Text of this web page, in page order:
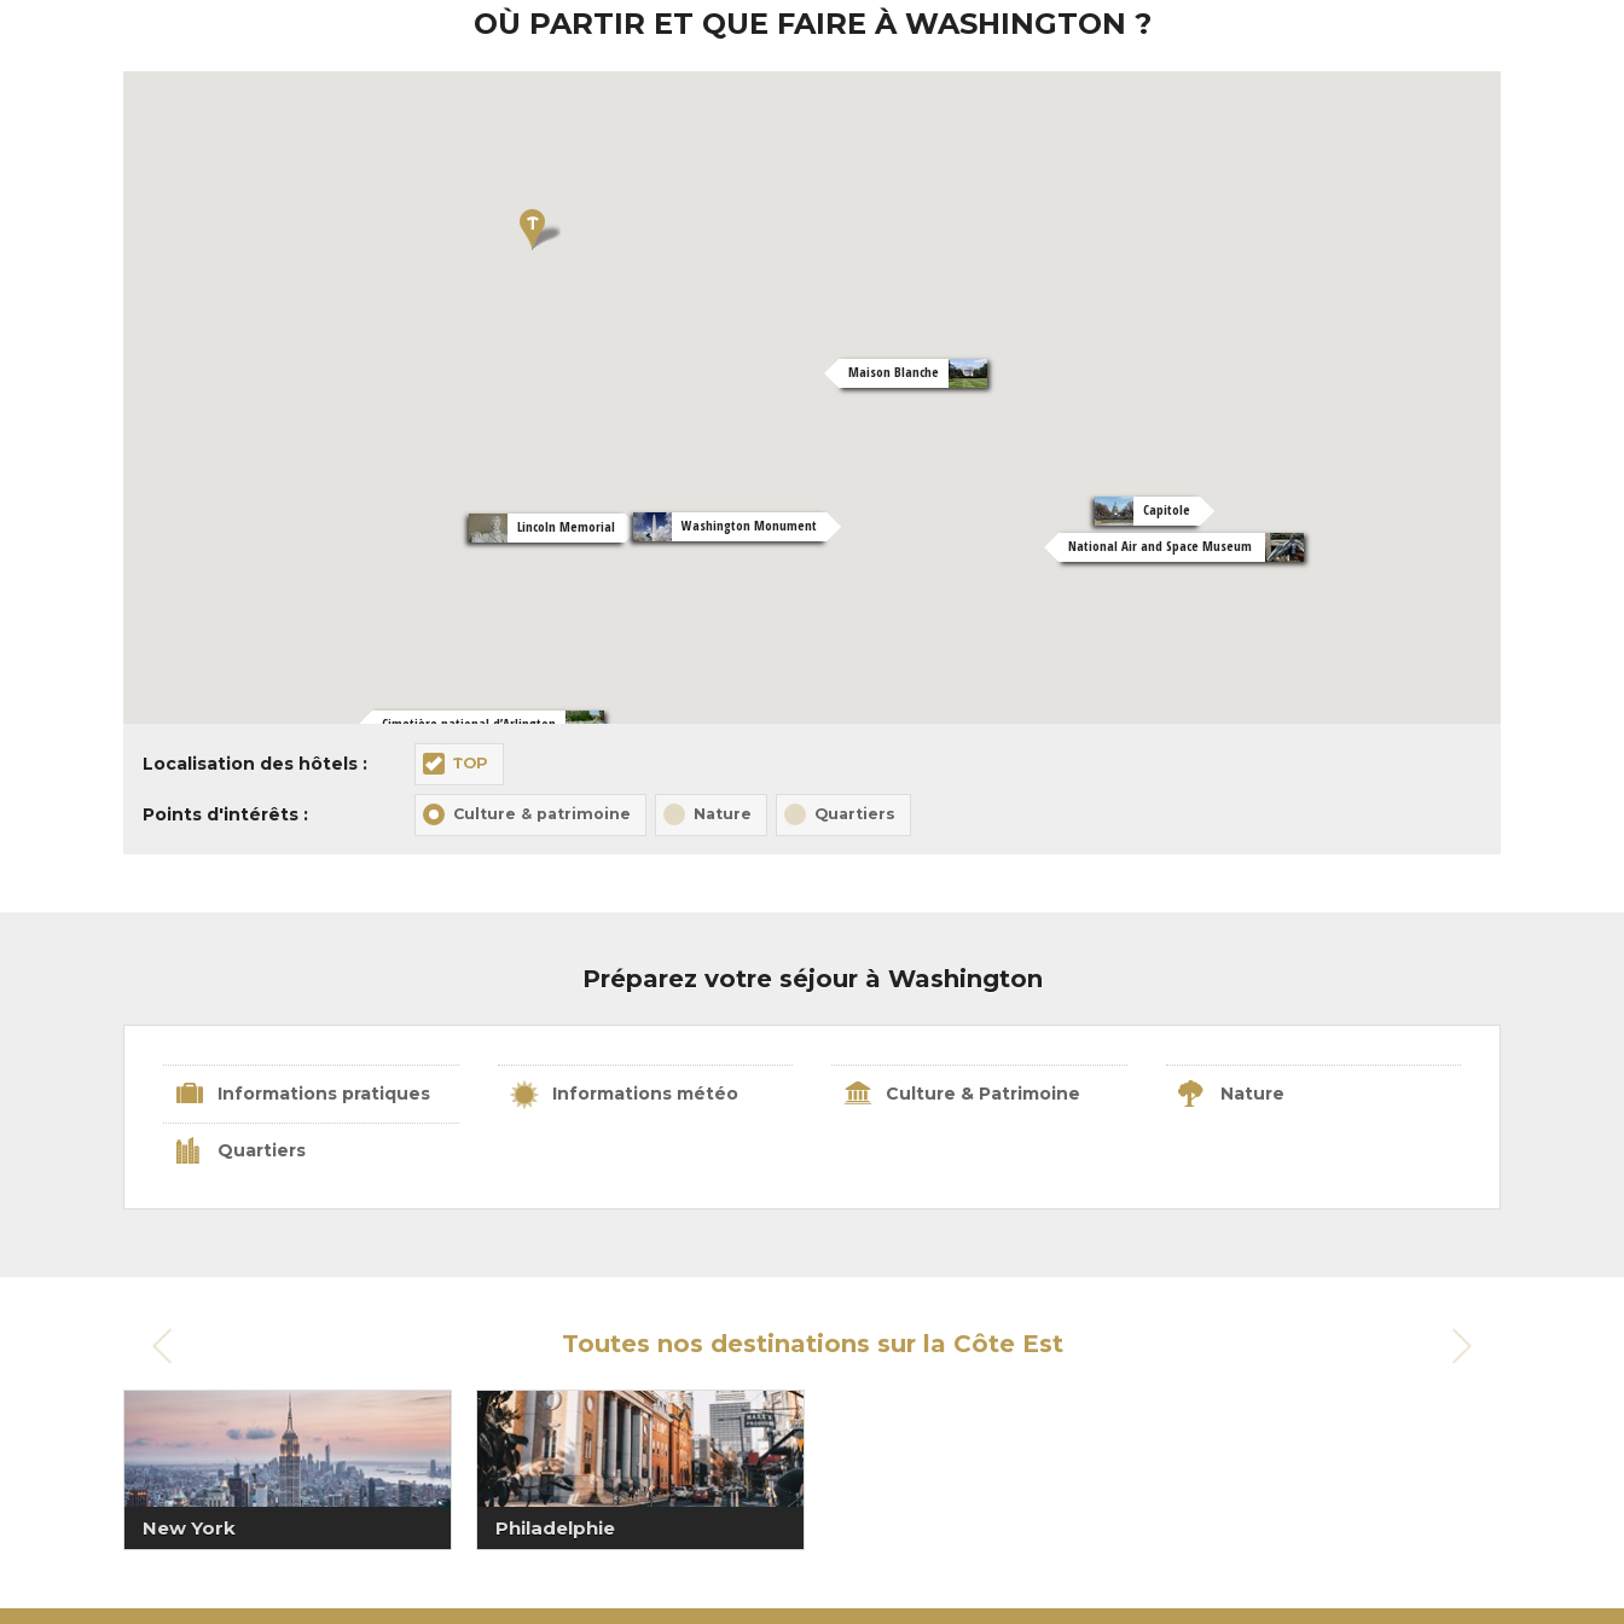
OÙ PARTIR ET QUE FAIRE À WASHINGTON ?
Maison Blanche
Capitole
Lincoln Memorial
National Air and Space Museum
Washington Monument
Cimetière national d’Arlington
Localisation des hôtels : TOP
Points d'intérêts : Culture & patrimoine Nature Quartiers
Préparez votre séjour à Washington
Informations pratiques Informations météo Culture & Patrimoine Nature
Quartiers
Toutes nos destinations sur la Côte Est
New York Philadelphie